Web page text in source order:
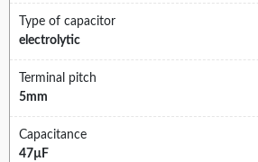
Type of capacitor
electrolytic
Terminal pitch
5mm
Capacitance
47µF